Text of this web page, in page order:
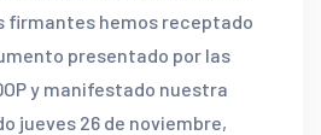
firmantes hemos receptado
presentado por las
y manifestado nuestra
jueves 26 de noviembre,